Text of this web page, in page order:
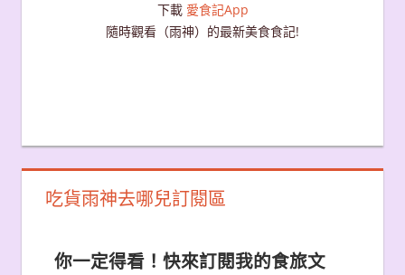
下載 愛食記App
隨時觀看（雨神）的最新美食食記!
吃貨雨神去哪兒訂閱區
你一定得看！快來訂閱我的食旅文